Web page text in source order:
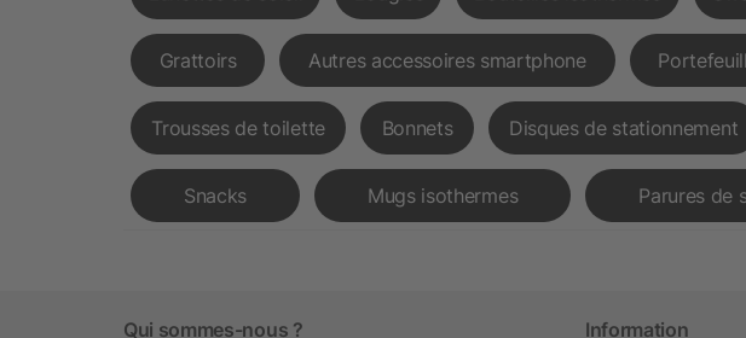
Grattoirs Autres accessoires smartphone
Trousses de toilette Bonnets Disques de stationnement
Snacks Mugs isothermes Parures de
Qui sommes-nous ? Information